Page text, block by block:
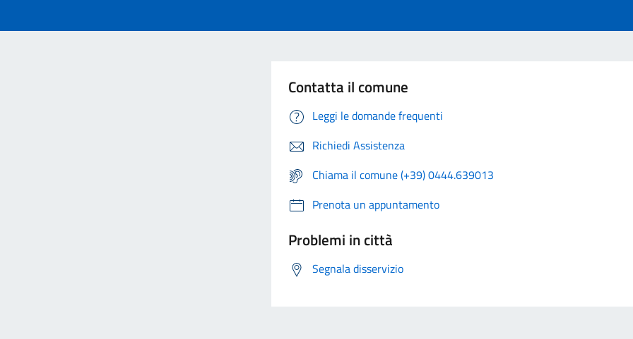
Contatta il comune
Leggi le domande frequenti
Richiedi Assistenza
Chiama il comune (+39) 0444.639013
Prenota un appuntamento
Problemi in città
Segnala disservizio